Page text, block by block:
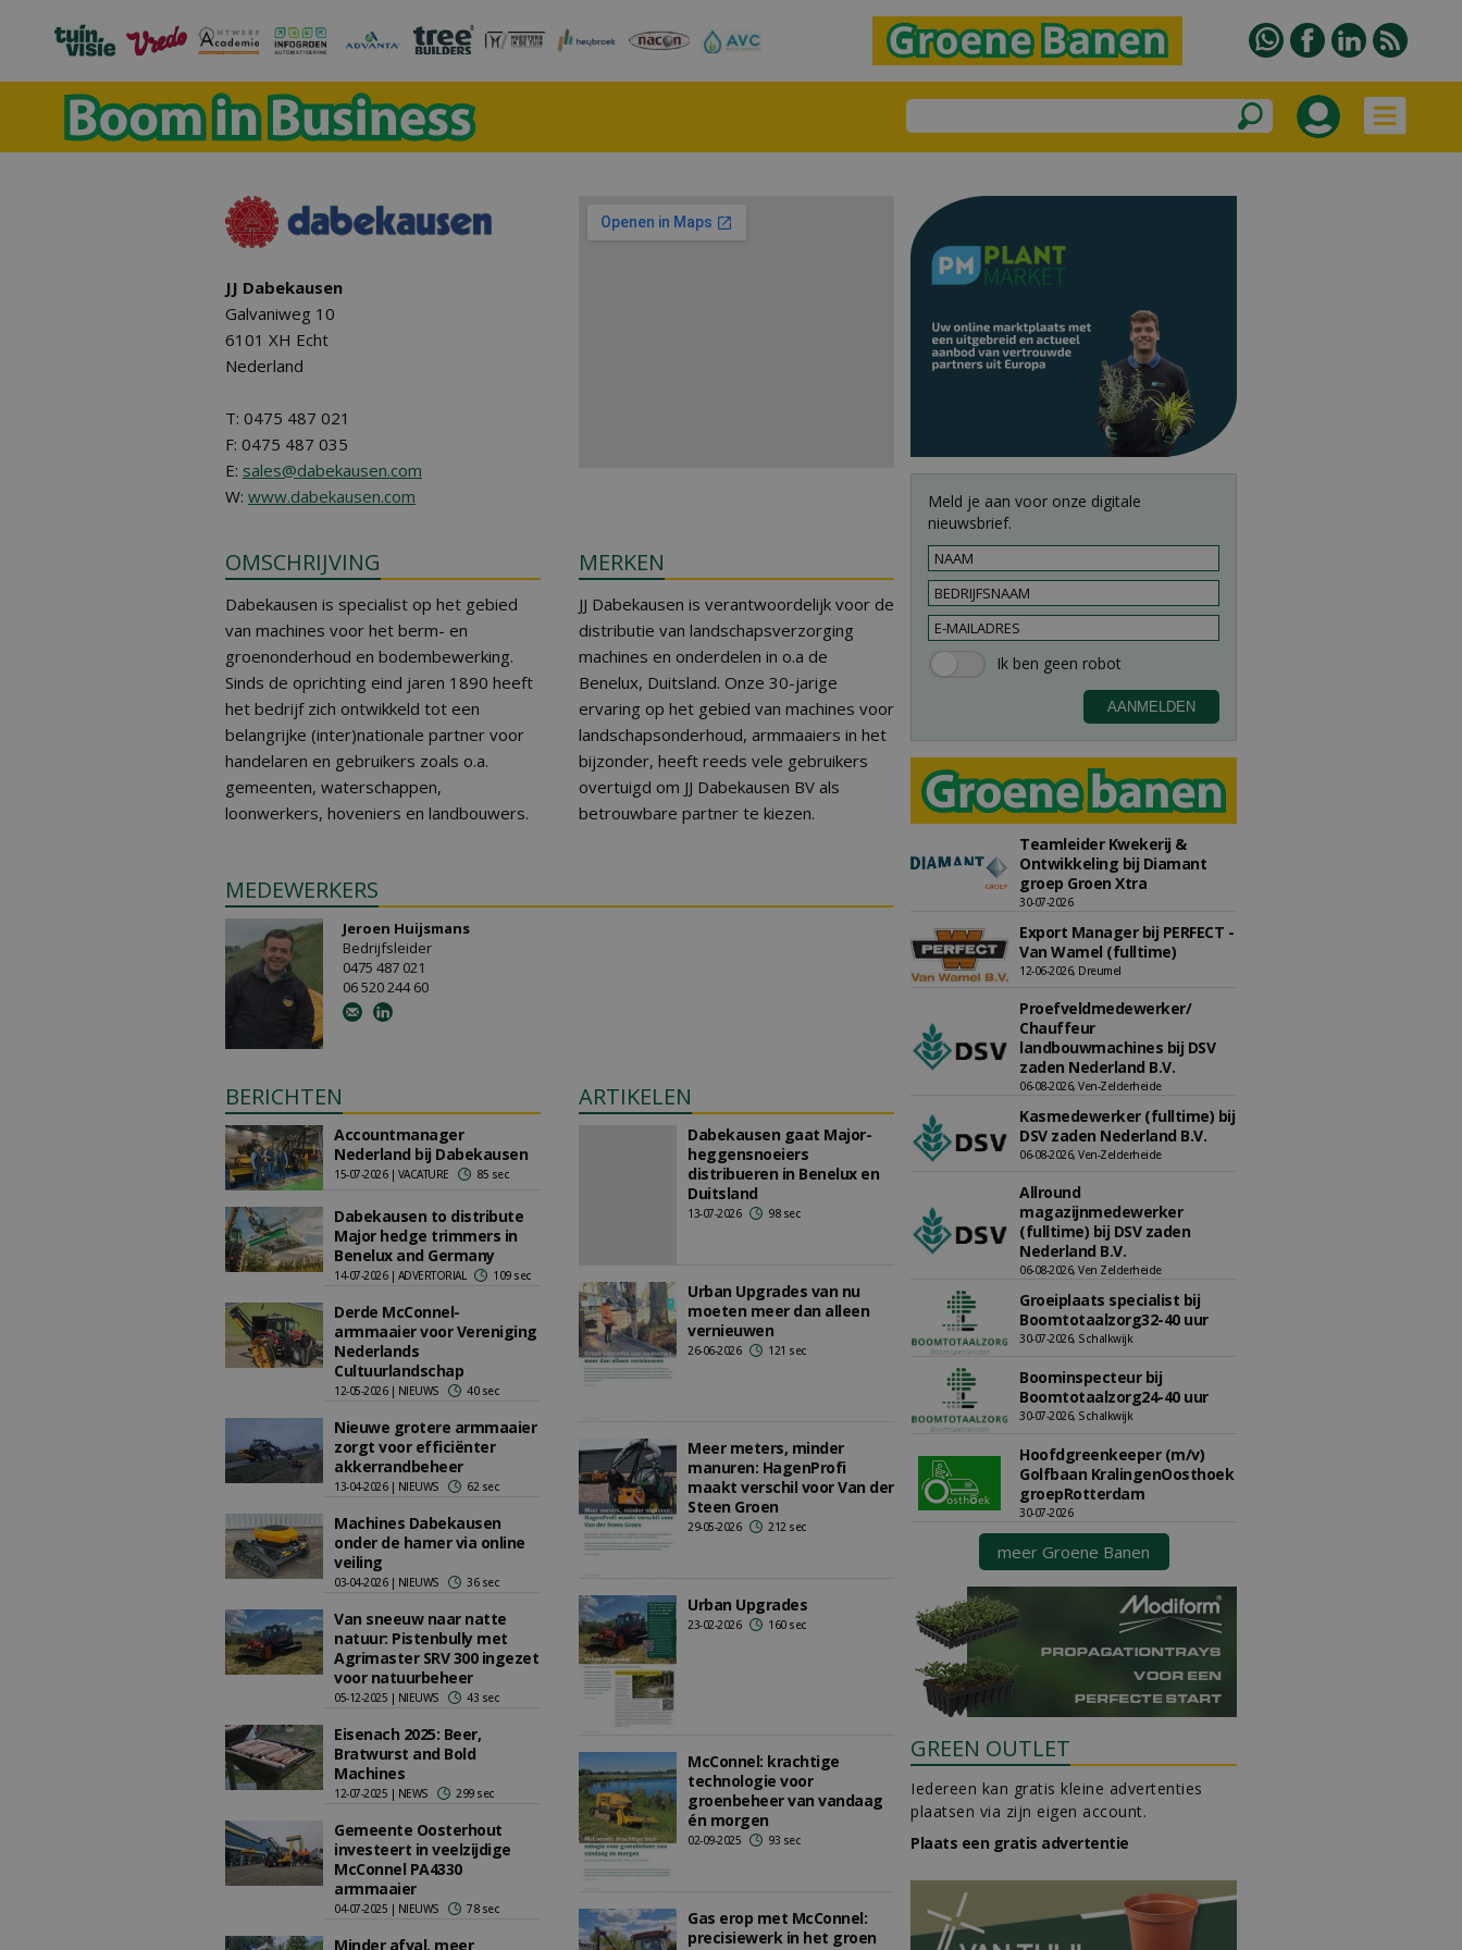
JJ Dabekausen
Galvaniweg 10
6101 XH Echt
Nederland
T: 0475 487 021
F: 0475 487 035
E: sales@dabekausen.com
W: www.dabekausen.com
OMSCHRIJVING
Dabekausen is specialist op het gebied
van machines voor het berm- en
groenonderhoud en bodembewerking.
Sinds de oprichting eind jaren 1890 heeft
het bedrijf zich ontwikkeld tot een
belangrijke (inter)nationale partner voor
handelaren en gebruikers zoals o.a.
gemeenten, waterschappen,
loonwerkers, hoveniers en landbouwers.
MERKEN
JJ Dabekausen is verantwoordelijk voor de
distributie van landschapsverzorging
machines en onderdelen in o.a de
Benelux, Duitsland. Onze 30-jarige
ervaring op het gebied van machines voor
landschapsonderhoud, armmaaiers in het
bijzonder, heeft reeds vele gebruikers
overtuigd om JJ Dabekausen BV als
betrouwbare partner te kiezen.
MEDEWERKERS
Jeroen Huijsmans
Bedrijfsleider
0475 487 021
06 520 244 60
BERICHTEN
Accountmanager
Nederland bij Dabekausen
15-07-2026 | VACATURE 85 sec
Dabekausen to distribute
Major hedge trimmers in
Benelux and Germany
14-07-2026 | ADVERTORIAL 109 sec
Derde McConnel-
armmaaier voor Vereniging
Nederlands
Cultuurlandschap
12-05-2026 | NIEUWS 40 sec
Nieuwe grotere armmaaier
zorgt voor efficiënter
akkerrandbeheer
13-04-2026 | NIEUWS 62 sec
Machines Dabekausen
onder de hamer via online
veiling
03-04-2026 | NIEUWS 36 sec
Van sneeuw naar natte
natuur: Pistenbully met
Agrimaster SRV 300 ingezet
voor natuurbeheer
05-12-2025 | NIEUWS 43 sec
Eisenach 2025: Beer,
Bratwurst and Bold
Machines
12-07-2025 | NEWS 299 sec
Gemeente Oosterhout
investeert in veelzijdige
McConnel PA4330
armmaaier
04-07-2025 | NIEUWS 78 sec
Minder afval, meer
ARTIKELEN
Dabekausen gaat Major-
heggensnoeiers
distribueren in Benelux en
Duitsland
13-07-2026 98 sec
Urban Upgrades van nu
moeten meer dan alleen
vernieuwen
26-06-2026 121 sec
Meer meters, minder
manuren: HagenProfi
maakt verschil voor Van der
Steen Groen
29-05-2026 212 sec
Urban Upgrades
23-02-2026 160 sec
McConnel: krachtige
technologie voor
groenbeheer van vandaag
én morgen
02-09-2025 93 sec
Gas erop met McConnel:
precisiewerk in het groen
Meld je aan voor onze digitale
nieuwsbrief.
Teamleider Kwekerij &
Ontwikkeling bij Diamant
groep Groen Xtra
30-07-2026
Export Manager bij PERFECT -
Van Wamel (fulltime)
12-06-2026, Dreumel
Proefveldmedewerker/
Chauffeur
landbouwmachines bij DSV
zaden Nederland B.V.
06-08-2026, Ven-Zelderheide
Kasmedewerker (fulltime) bij
DSV zaden Nederland B.V.
06-08-2026, Ven-Zelderheide
Allround
magazijnmedewerker
(fulltime) bij DSV zaden
Nederland B.V.
06-08-2026, Ven Zelderheide
Groeiplaats specialist bij
Boomtotaalzorg32-40 uur
30-07-2026, Schalkwijk
Boominspecteur bij
Boomtotaalzorg24-40 uur
30-07-2026, Schalkwijk
Hoofdgreenkeeper (m/v)
Golfbaan KralingenOosthoek
groepRotterdam
30-07-2026
meer Groene Banen
GREEN OUTLET
Iedereen kan gratis kleine advertenties
plaatsen via zijn eigen account.
Plaats een gratis advertentie